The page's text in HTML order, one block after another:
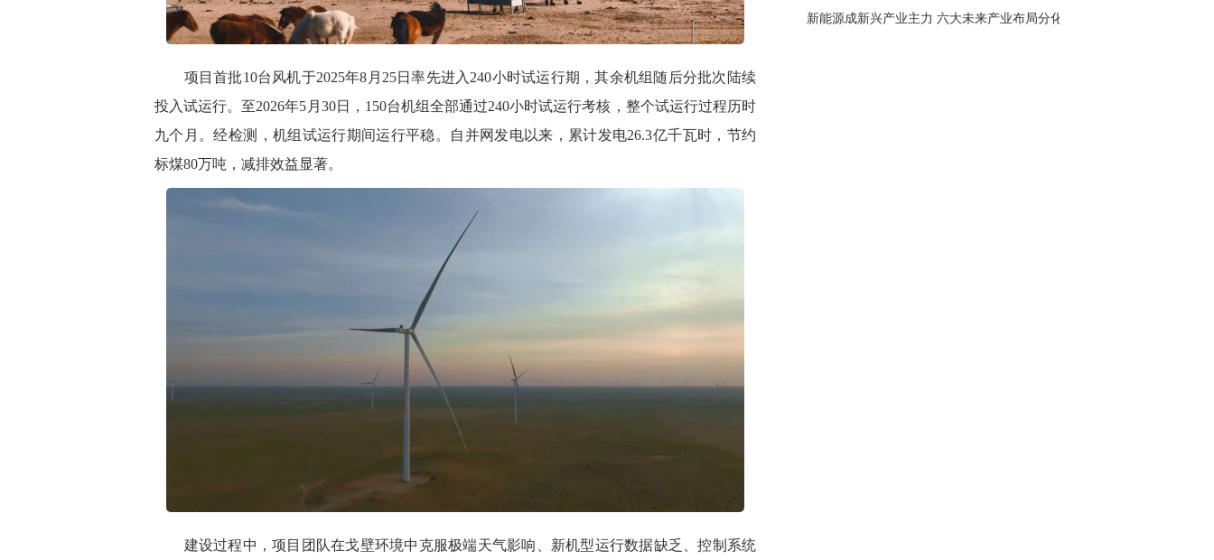
项目首批10台风机于2025年8月25日率先进入240小时试运行期，其余机组随后分批次陆续
投入试运行。至2026年5月30日，150台机组全部通过240小时试运行考核，整个试运行过程历时
九个月。经检测，机组试运行期间运行平稳。自并网发电以来，累计发电26.3亿千瓦时，节约
标煤80万吨，减排效益显著。
建设过程中，项目团队在戈壁环境中克服极端天气影响、新机型运行数据缺乏、控制系统
新能源成新兴产业主力 六大未来产业布局分化